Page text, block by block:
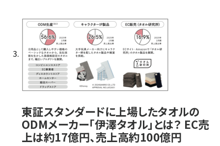
東証スタンダードに上場したタオルの
ODMメーカー「伊澤タオル」とは？ EC売
上は約17億円、売上高約100億円